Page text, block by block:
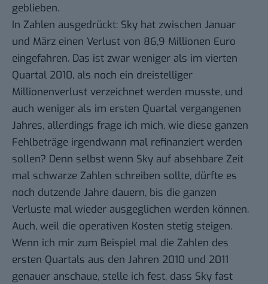
geblieben.
In Zahlen ausgedrückt: Sky hat zwischen Januar
und März einen Verlust von 86,9 Millionen Euro
eingefahren. Das ist zwar weniger als im vierten
Quartal 2010, als noch ein dreistelliger
Millionenverlust verzeichnet werden musste, und
auch weniger als im ersten Quartal vergangenen
Jahres, allerdings frage ich mich, wie diese ganzen
Fehlbeträge irgendwann mal refinanziert werden
sollen? Denn selbst wenn Sky auf absehbare Zeit
mal schwarze Zahlen schreiben sollte, dürfte es
noch dutzende Jahre dauern, bis die ganzen
Verluste mal wieder ausgeglichen werden können.
Auch, weil die operativen Kosten stetig steigen.
Wenn ich mir zum Beispiel mal die Zahlen des
ersten Quartals aus den Jahren 2010 und 2011
genauer anschaue, stelle ich fest, dass Sky fast